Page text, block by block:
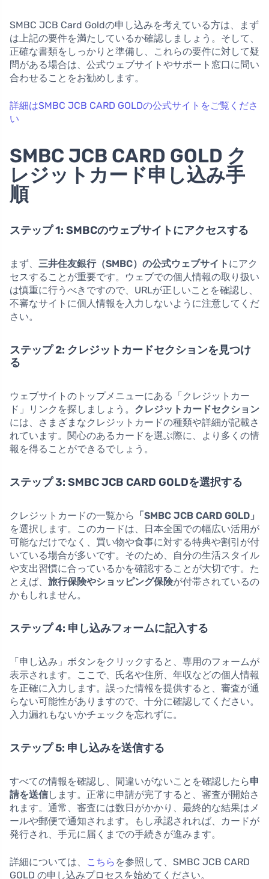
SMBC JCB Card Goldの申し込みを考えている方は、まず
は上記の要件を満たしているか確認しましょう。そして、
正確な書類をしっかりと準備し、これらの要件に対して疑
問がある場合は、公式ウェブサイトやサポート窓口に問い
合わせることをお勧めします。
詳細はSMBC JCB CARD GOLDの公式サイトをご覧くださ
い
SMBC JCB CARD GOLD ク
レジットカード申し込み手
順
ステップ 1: SMBCのウェブサイトにアクセスする
まず、 三井住友銀行（SMBC）の公式ウェブサイト にアク
セスすることが重要です。ウェブでの個人情報の取り扱い
は慎重に行うべきですので、URLが正しいことを確認し、
不審なサイトに個人情報を入力しないように注意してくだ
さい。
ステップ 2: クレジットカードセクションを見つけ
る
ウェブサイトのトップメニューにある「クレジットカー
ド」リンクを探しましょう。 クレジットカードセクション
には、さまざまなクレジットカードの種類や詳細が記載さ
れています。関心のあるカードを選ぶ際に、より多くの情
報を得ることができるでしょう。
ステップ 3: SMBC JCB CARD GOLDを選択する
クレジットカードの一覧から 「SMBC JCB CARD GOLD」
を選択します。このカードは、日本全国での幅広い活用が
可能なだけでなく、買い物や食事に対する特典や割引が付
いている場合が多いです。そのため、自分の生活スタイル
や支出習慣に合っているかを確認することが大切です。た
とえば、 旅行保険やショッピング保険が付帯されているの
かもしれません。
ステップ 4: 申し込みフォームに記入する
「申し込み」ボタンをクリックすると、専用のフォームが
表示されます。ここで、氏名や住所、年収などの個人情報
を正確に入力します。誤った情報を提供すると、審査が通
らない可能性がありますので、十分に確認してください。
入力漏れもないかチェックを忘れずに。
ステップ 5: 申し込みを送信する
すべての情報を確認し、間違いがないことを確認したら申
請を送信します。正常に申請が完了すると、審査が開始さ
れます。通常、審査には数日がかかり、最終的な結果はメ
ールや郵便で通知されます。もし承認されれば、カードが
発行され、手元に届くまでの手続きが進みます。
詳細については、 こちら を参照して、SMBC JCB CARD
GOLD の申し込みプロセスを始めてください。